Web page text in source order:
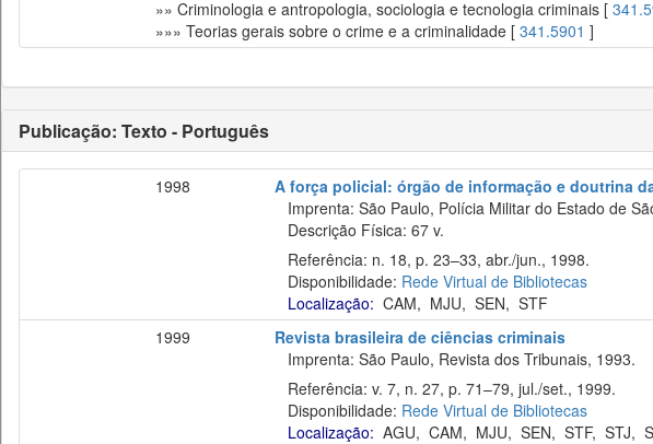
»» Criminologia e antropologia, sociologia e tecnologia criminais [
»»» Teorias gerais sobre o crime e a criminalidade [ 341.5901 ]
Publicação: Texto - Português
1998 A força policial: órgão de informação e doutrina
Imprenta: São Paulo, Polícia Militar do Estado de
Descrição Física: 67 v.
Referência: n. 18, p. 23–33, abr./jun., 1998.
Disponibilidade: Rede Virtual de Bibliotecas
Localização: CAM, MJU, SEN, STF
1999
Revista brasileira de ciências criminais
Imprenta: São Paulo, Revista dos Tribunais, 1993.
Referência: v. 7, n. 27, p. 71–79, jul./set., 1999.
Disponibilidade: Rede Virtual de Bibliotecas
Localização: AGU, CAM, MJU, SEN, STF, STJ,